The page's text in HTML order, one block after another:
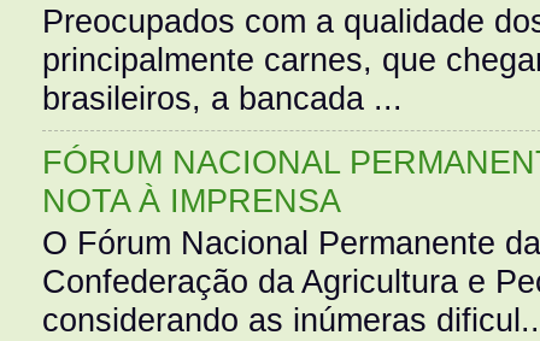
Preocupados com a qualidade
principalmente carnes, que
brasileiros, a bancada ...
FÓRUM NACIONAL
NOTA À IMPRENSA
O Fórum Nacional Permanente
Confederação da Agricultura e
considerando as inúmeras